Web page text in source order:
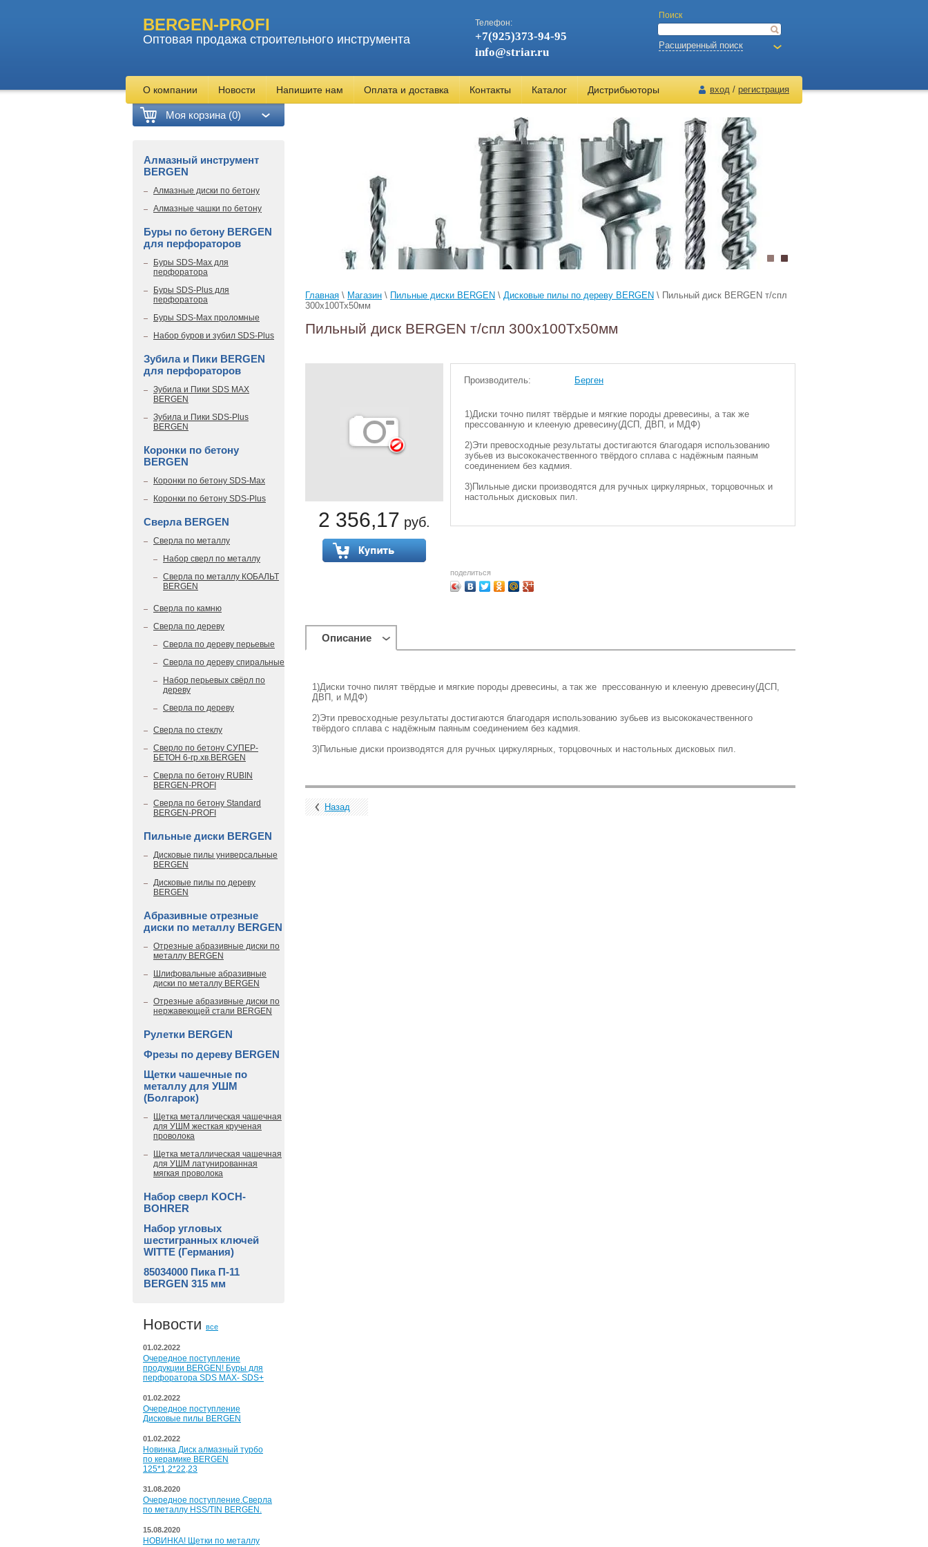
BERGEN-PROFI
Оптовая продажа строительного инструмента
Телефон:
+7(925)373-94-95
info@striar.ru
Поиск
Расширенный поиск
О компании Новости Напишите нам Оплата и доставка Контакты Каталог Дистрибьюторы вход / регистрация
Моя корзина (0)
Алмазный инструмент
BERGEN
Алмазные диски по бетону
Алмазные чашки по бетону
Буры по бетону BERGEN
для перфораторов
Буры SDS-Max для
перфоратора
Буры SDS-Plus для
перфоратора
Буры SDS-Max проломные
Набор буров и зубил SDS-Plus
Зубила и Пики BERGEN
для перфораторов
Зубила и Пики SDS MAX
BERGEN
Зубила и Пики SDS-Plus
BERGEN
Коронки по бетону
BERGEN
Коронки по бетону SDS-Max
Коронки по бетону SDS-Plus
Сверла BERGEN
Сверла по металлу
Набор сверл по металлу
Сверла по металлу КОБАЛЬТ
BERGEN
Сверла по камню
Сверла по дереву
Сверла по дереву перьевые
Сверла по дереву спиральные
Набор перьевых свёрл по
дереву
Сверла по дереву
Сверла по стеклу
Сверло по бетону СУПЕР-
БЕТОН 6-гр.хв.BERGEN
Сверла по бетону RUBIN
BERGEN-PROFI
Сверла по бетону Standard
BERGEN-PROFI
Пильные диски BERGEN
Дисковые пилы универсальные
BERGEN
Дисковые пилы по дереву
BERGEN
Абразивные отрезные
диски по металлу BERGEN
Отрезные абразивные диски по
металлу BERGEN
Шлифовальные абразивные
диски по металлу BERGEN
Отрезные абразивные диски по
нержавеющей стали BERGEN
Рулетки BERGEN
Фрезы по дереву BERGEN
Щетки чашечные по
металлу для УШМ
(Болгарок)
Щетка металлическая чашечная
для УШМ жесткая крученая
проволока
Щетка металлическая чашечная
для УШМ латунированная
мягкая проволока
Набор сверл KOCH-
BOHRER
Набор угловых
шестигранных ключей
WITTE (Германия)
85034000 Пика П-11
BERGEN 315 мм
Новости все
01.02.2022
Очередное поступление
продукции BERGEN! Буры для
перфоратора SDS MAX- SDS+
01.02.2022
Очередное поступление
Дисковые пилы BERGEN
01.02.2022
Новинка Диск алмазный турбо
по керамике BERGEN
125*1,2*22,23
31.08.2020
Очередное поступление.Сверла
по металлу HSS/TIN BERGEN.
15.08.2020
НОВИНКА! Щетки по металлу
Главная \ Магазин \ Пильные диски BERGEN \ Дисковые пилы по дереву BERGEN \ Пильный диск BERGEN т/спл
300х100Тх50мм
Пильный диск BERGEN т/спл 300х100Тх50мм
2 356,17 руб.
Производитель: Берген
1)Диски точно пилят твёрдые и мягкие породы древесины, а так же
прессованную и клееную древесину(ДСП, ДВП, и МДФ)
2)Эти превосходные результаты достигаются благодаря использованию
зубьев из высококачественного твёрдого сплава с надёжным паяным
соединением без кадмия.
3)Пильные диски производятся для ручных циркулярных, торцовочных и
настольных дисковых пил.
поделиться
Описание
1)Диски точно пилят твёрдые и мягкие породы древесины, а так же прессованную и клееную древесину(ДСП,
ДВП, и МДФ)
2)Эти превосходные результаты достигаются благодаря использованию зубьев из высококачественного
твёрдого сплава с надёжным паяным соединением без кадмия.
3)Пильные диски производятся для ручных циркулярных, торцовочных и настольных дисковых пил.
Назад